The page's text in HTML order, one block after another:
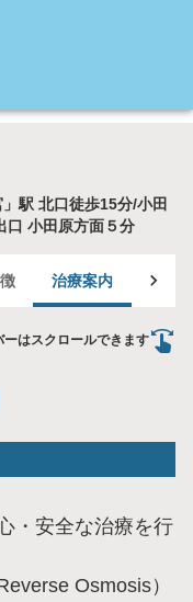
駅 北口徒歩15分/小田
口 小田原方面５分
治療案内 医院
ーはスクロールできます
・安全な治療を行
Osmosis）